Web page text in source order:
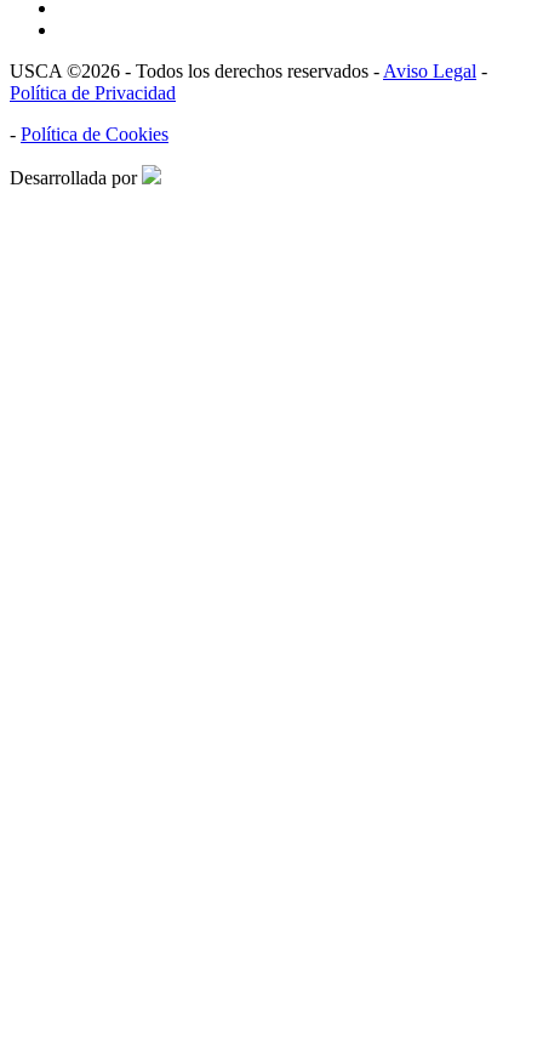
USCA ©2026 - Todos los derechos reservados - Aviso Legal -
Política de Privacidad
- Política de Cookies
Desarrollada por